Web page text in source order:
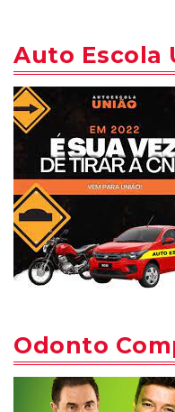
Auto Escola
Odonto